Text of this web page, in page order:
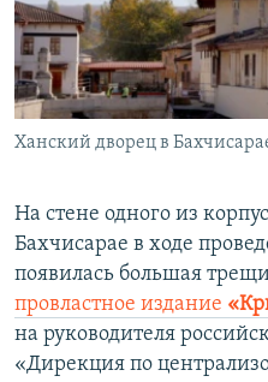
ПОБЕДИТЕЛЕЙ НЕ СУДЯТ?
КРЫМ.НЕПОКОРЕННЫЙ
ELIFBE
УКРАИНСКАЯ ПРОБЛЕМА
ПРИСОЕДИНЯЙТЕСЬ!
Ханский дворец в
На стене одного из
Бахчисарае в ходе
появилась большая
провластное издание
на руководителя
«Дирекция по